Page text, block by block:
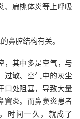
、扁桃体炎等上呼吸
鼻腔结构有关。
，其中多是空气，与
过敏、空气中的灰尘
口处阻塞，导致大量
竇炎。而鼻窦炎患者
时间一久，就成了